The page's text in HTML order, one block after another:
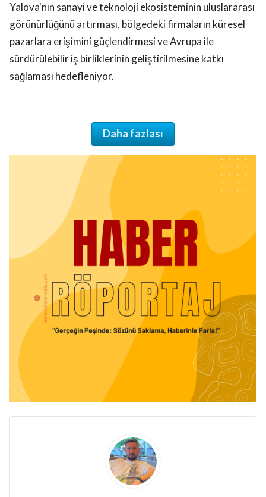
Yalova'nın sanayi ve teknoloji ekosisteminin uluslararası
görünürlüğünü artırması, bölgedeki firmaların küresel
pazarlara erişimini güçlendirmesi ve Avrupa ile
sürdürülebilir iş birliklerinin geliştirilmesine katkı
sağlaması hedefleniyor.
Daha fazlası